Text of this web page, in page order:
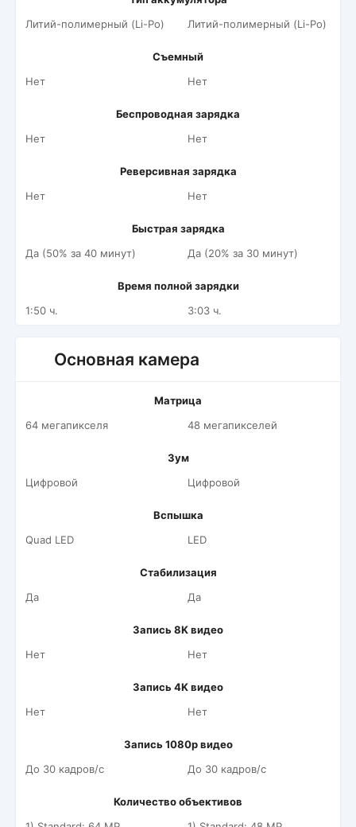
Литий-полимерный (Li-Po)
Литий-полимерный (Li-Po)
Съемный
Нет
Нет
Беспроводная зарядка
Нет
Нет
Реверсивная зарядка
Нет
Нет
Быстрая зарядка
Да (50% за 40 минут)
Да (20% за 30 минут)
Время полной зарядки
1:50 ч.
3:03 ч.
Основная камера
Матрица
64 мегапикселя
48 мегапикселей
Зум
Цифровой
Цифровой
Вспышка
Quad LED
LED
Стабилизация
Да
Да
Запись 8K видео
Нет
Нет
Запись 4K видео
Нет
Нет
Запись 1080p видео
До 30 кадров/c
До 30 кадров/c
Количество объективов